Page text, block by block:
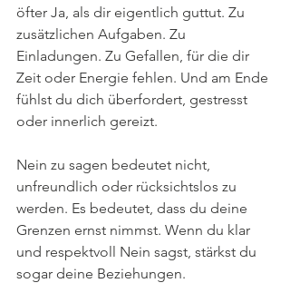
öfter Ja, als dir eigentlich guttut. Zu
zusätzlichen Aufgaben. Zu
Einladungen. Zu Gefallen, für die dir
Zeit oder Energie fehlen. Und am Ende
fühlst du dich überfordert, gestresst
oder innerlich gereizt.
Nein zu sagen bedeutet nicht,
unfreundlich oder rücksichtslos zu
werden. Es bedeutet, dass du deine
Grenzen ernst nimmst. Wenn du klar
und respektvoll Nein sagst, stärkst du
sogar deine Beziehungen.